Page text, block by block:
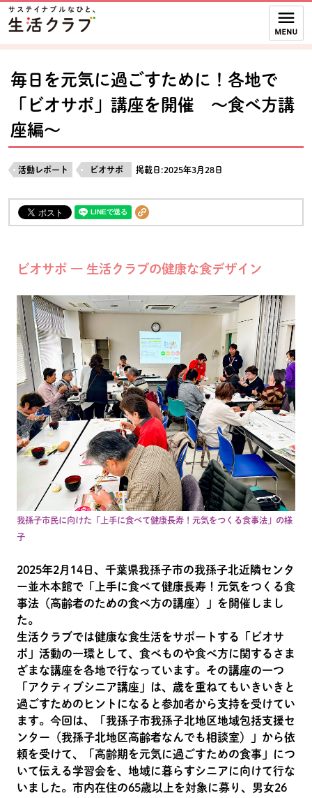
ページの先頭です。
本文へジャンプする。
ここからサイト内共通メニューです。
サイト内共通メニューをスキップする
サイト内共通メニューここまで。
毎日を元気に過ごすために！各地で
「ビオサポ」講座を開催 ～食べ方講
座編～
活動レポート ビオサポ 掲載日:2025年3月28日
ビオサポ ― 生活クラブの健康な食デザイン
我孫子市民に向けた「上手に食べて健康長寿！元気をつくる食事法」の様
子
2025年2月14日、千葉県我孫子市の我孫子北近隣センタ
ー並木本館で「上手に食べて健康長寿！元気をつくる食
事法（高齢者のための食べ方の講座）」を開催しまし
た。
生活クラブでは健康な食生活をサポートする「ビオサ
ポ」活動の一環として、食べものや食べ方に関するさま
ざまな講座を各地で行なっています。その講座の一つ
「アクティブシニア講座」は、歳を重ねてもいきいきと
過ごすためのヒントになると参加者から支持を受けてい
ます。今回は、「我孫子市我孫子北地区地域包括支援セ
ンター（我孫子北地区高齢者なんでも相談室）」から依
頼を受けて、「高齢期を元気に過ごすための食事」につ
いて伝える学習会を、地域に暮らすシニアに向けて行な
いました。市内在住の65歳以上を対象に募り、男女26